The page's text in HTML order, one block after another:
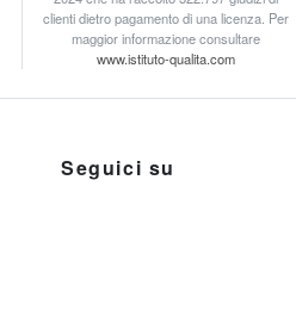
clienti dietro pagamento di una licenza. Per
maggior informazione consultare
www.istituto-qualita.com
Seguici su